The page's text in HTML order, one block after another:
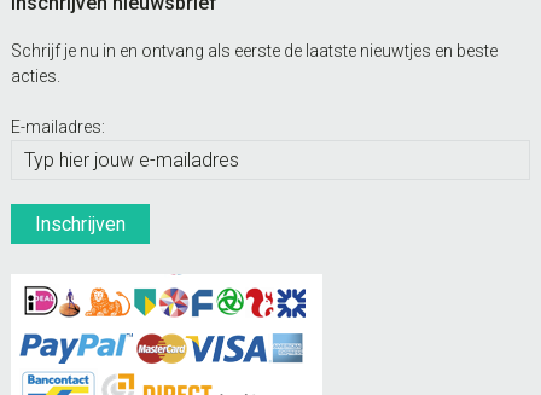
Schrijf je nu in en ontvang als eerste de laatste nieuwtjes en beste
acties.
E-mailadres: